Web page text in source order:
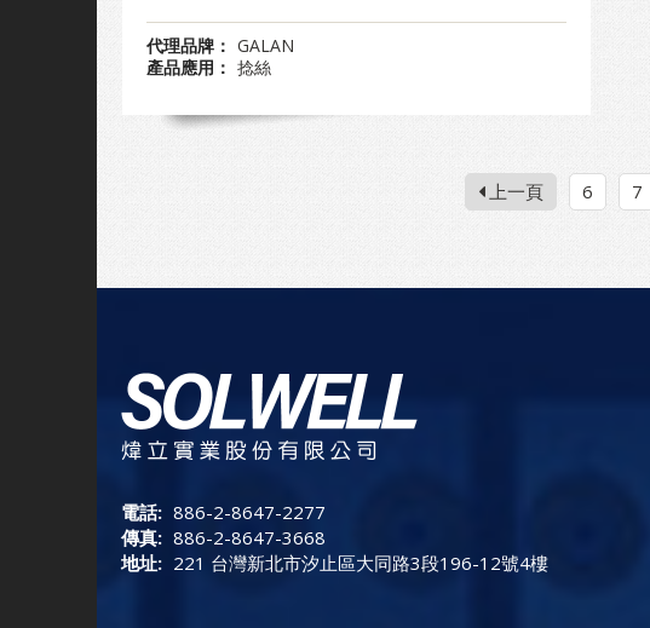
代理品牌： GALAN
產品應用： 捻絲
上一頁 6 7
電話: 886-2-8647-2277
傳真: 886-2-8647-3668
地址: 221 台灣新北市汐止區大同路3段196-12號4樓